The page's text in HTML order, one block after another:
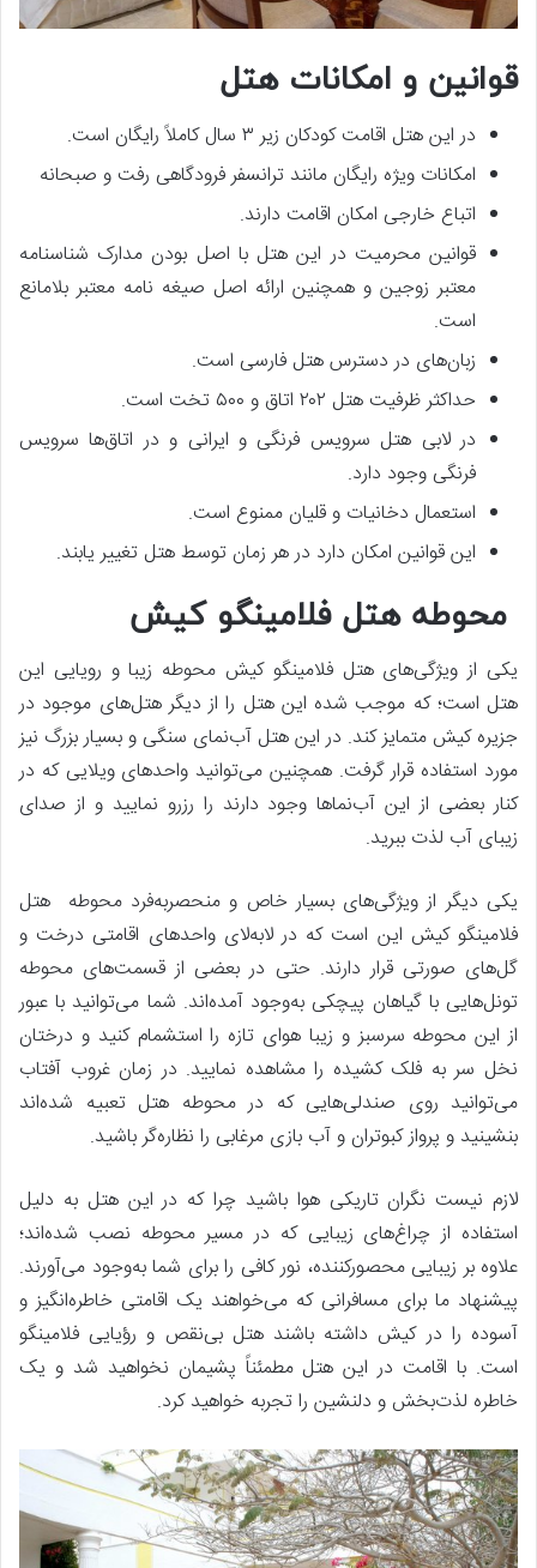
قوانین و امکانات هتل
در این هتل اقامت کودکان زیر ۳ سال کاملاً رایگان است.
امکانات ویژه رایگان مانند ترانسفر فرودگاهی رفت و صبحانه
اتباع خارجی امکان اقامت دارند.
قوانین محرمیت در این هتل با اصل بودن مدارک شناسنامه
معتبر زوجین و همچنین ارائه اصل صیغه نامه معتبر بلامانع
است.
زبان‌های در دسترس هتل فارسی است.
حداکثر ظرفیت هتل ۲۰۲ اتاق و ۵۰۰ تخت است.
در لابی هتل سرویس فرنگی و ایرانی و در اتاق‌ها سرویس
فرنگی وجود دارد.
استعمال دخانیات و قلیان ممنوع است.
این قوانین امکان دارد در هر زمان توسط هتل تغییر یابند.
محوطه هتل فلامینگو کیش
یکی از ویژگی‌های هتل فلامینگو کیش محوطه زیبا و رویایی این
هتل است؛ که موجب شده این هتل را از دیگر هتل‌های موجود در
جزیره کیش متمایز کند. در این هتل آب‌نمای سنگی و بسیار بزرگ نیز
مورد استفاده قرار گرفت. همچنین می‌توانید واحدهای ویلایی که در
کنار بعضی از این آب‌نماها وجود دارند را رزرو نمایید و از صدای
زیبای آب لذت ببرید.
یکی دیگر از ویژگی‌های بسیار خاص و منحصربه‌فرد محوطه هتل
فلامینگو کیش این است که در لابه‌لای واحدهای اقامتی درخت و
گل‌های صورتی قرار دارند. حتی در بعضی از قسمت‌های محوطه
تونل‌هایی با گیاهان پیچکی به‌وجود آمده‌اند. شما می‌توانید با عبور
از این محوطه سرسبز و زیبا هوای تازه را استشمام کنید و درختان
نخل سر به فلک کشیده را مشاهده نمایید. در زمان غروب آفتاب
می‌توانید روی صندلی‌هایی که در محوطه هتل تعبیه شده‌اند
بنشینید و پرواز کبوتران و آب ‌بازی مرغابی را نظاره‌گر باشید.
لازم نیست نگران تاریکی هوا باشید چرا که در این هتل به دلیل
استفاده از چراغ‌های زیبایی که در مسیر محوطه نصب شده‌اند؛
علاوه بر زیبایی محصورکننده، نور کافی را برای شما به‌وجود می‌آورند.
پیشنهاد ما برای مسافرانی که می‌خواهند یک اقامتی خاطره‌انگیز و
آسوده را در کیش داشته باشند هتل بی‌نقص و رؤیایی فلامینگو
است. با اقامت در این هتل مطمئناً پشیمان نخواهید شد و یک
خاطره لذت‌بخش و دلنشین را تجربه خواهید کرد.